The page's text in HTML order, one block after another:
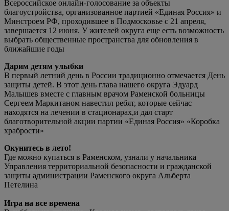
Всероссийское онлайн-голосование за объекты
благоустройства, организованное партией «Единая Россия» и
Минстроем РФ, проходившее в Подмосковье с 21 апреля,
завершается 12 июня. У жителей округа еще есть возможность
выбрать общественные пространства для обновления в
ближайшие годы
Дарим детям улыбки
В первый летний день в России традиционно отмечается День
защиты детей. В этот день глава нашего округа Эдуард
Малышев вместе с главным врачом Раменской больницы
Сергеем Маркитаном навестил ребят, которые сейчас
находятся на лечении в стационарах,и дал старт
благотворительной акции партии «Единая Россия» «Коробка
храбрости»
Окунитесь в лето!
Где можно купаться в Раменском, узнали у начальника
Управления территориальной безопасности и гражданской
защиты администрации Раменского округа Альберта
Петелина
Игра на все времена